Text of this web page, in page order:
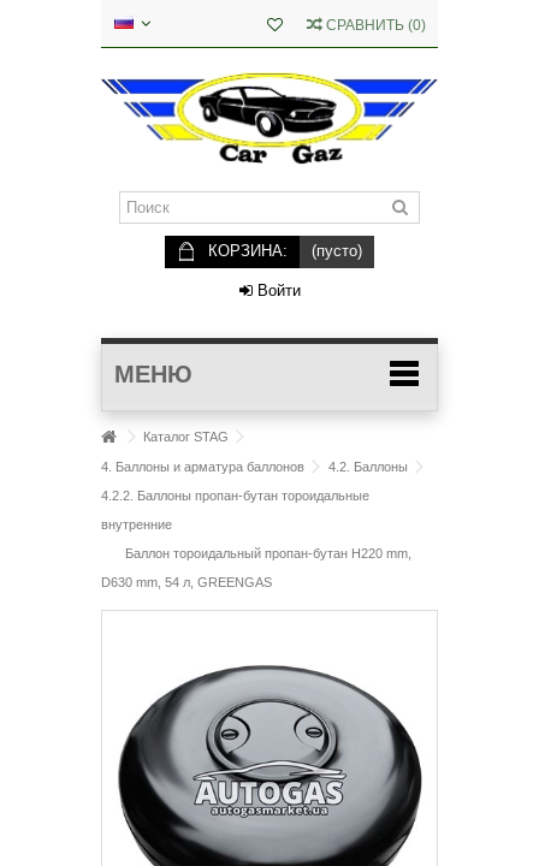
СРАВНИТЬ (0)
КОРЗИНА: (пусто)
Войти
МЕНЮ
Каталог STAG
4. Баллоны и арматура баллонов
4.2. Баллоны
4.2.2. Баллоны пропан-бутан тороидальные
внутренние
Баллон тороидальный пропан-бутан H220 mm,
D630 mm, 54 л, GREENGAS